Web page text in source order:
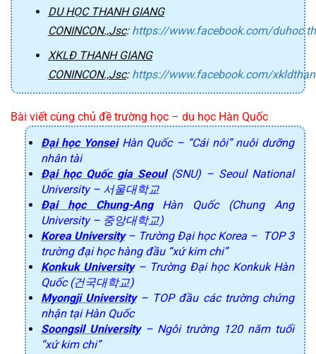
DU HỌC THANH GIANG
CONINCON.,Jsc: https://www.facebook.com/
XKLĐ THANH GIANG
CONINCON.,Jsc: https://www.facebook.com/
Bài viết cùng chủ đề trường học – du học Hàn Quốc
Đại học YonseiHàn Quốc – “Cái nôi” nuôi dưỡng
nhân tài
Đại học Quốc gia Seoul(SNU) – Seoul National
University – 서울대학교
Đại học Chung-AngHàn Quốc (Chung Ang
University – 중앙대학교)
Korea University– Trường Đại học Korea – TOP 3
trường đại học hàng đầu “xứ kim chi”
Konkuk University– Trường Đại học Konkuk Hàn
Quốc (건국대학교)
Myongji University– TOP đầu các trường chứng
nhận tại Hàn Quốc
Soongsil University– Ngôi trường 120 năm tuổi
“xứ kim chi”